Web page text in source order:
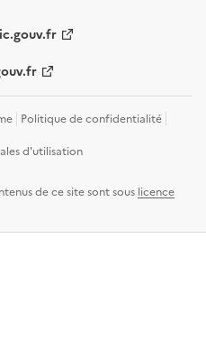
Politique de confidentialité
d'utilisation
de ce site sont sous licence